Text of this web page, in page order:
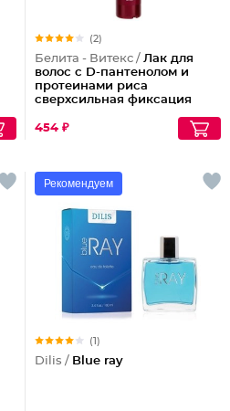
(2)
Белита - Витекс / Лак для
волос с D-пантенолом и
протеинами риса
сверхсильная фиксация
454 ₽
Рекомендуем
(1)
Dilis / Blue ray